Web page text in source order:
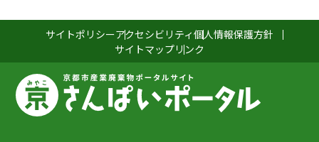
サイトポリシーアクセシビリティ個人情報保護方針
サイトマップリンク